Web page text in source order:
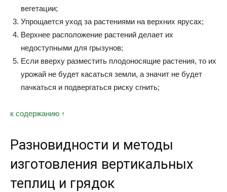
вегетации;
Упрощается уход за растениями на верхних ярусах;
Верхнее расположение растений делает их
недоступными для грызунов;
Если вверху разместить плодоносящие растения, то их
урожай не будет касаться земли, а значит не будет
пачкаться и подвергаться риску сгнить;
к содержанию ↑
Разновидности и методы
изготовления вертикальных
теплиц и грядок